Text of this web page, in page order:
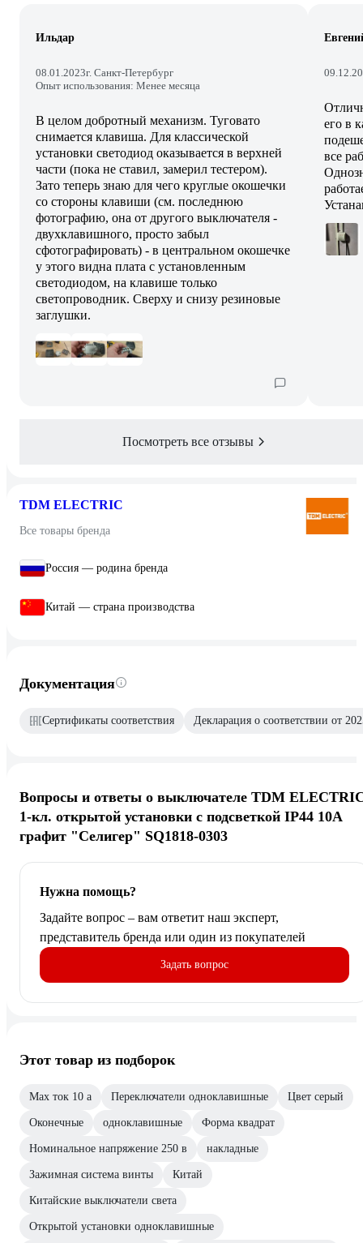
Ильдар
08.01.2023г. Санкт-Петербург
Опыт использования: Менее месяца
В целом добротный механизм. Туговато
снимается клавиша. Для классической
установки светодиод оказывается в верхней
части (пока не ставил, замерил тестером).
Зато теперь знаю для чего круглые окошечки
со стороны клавиши (см. последнюю
фотографию, она от другого выключателя -
двухклавишного, просто забыл
сфотографировать) - в центральном окошечке
у этого видна плата с установленным
светодиодом, на клавише только
светопроводник. Сверху и снизу резиновые
заглушки.
его в
все
Посмотреть все отзывы
TDM ELECTRIC
Все товары бренда
Россия — родина бренда
Китай — страна производства
Документация
Сертификаты соответствия Декларация о соответствии от
Вопросы и ответы о выключателе TDM
1-кл. открытой установки с подсветкой IP44 10А
графит "Селигер" SQ1818-0303
Нужна помощь?
Задайте вопрос – вам ответит наш эксперт,
представитель бренда или один из покупателей
Задать вопрос
Этот товар из подборок
Max ток 10 а Переключатели одноклавишные Цвет серый
Оконечные одноклавишные Форма квадрат
Номинальное напряжение 250 в накладные
Зажимная система винты Китай
Китайские выключатели света
Открытой установки одноклавишные